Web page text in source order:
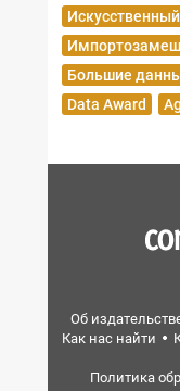
Большие
Data Award
Об
Как нас найти
Политика